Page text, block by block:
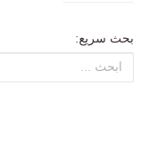
بحث سريع: